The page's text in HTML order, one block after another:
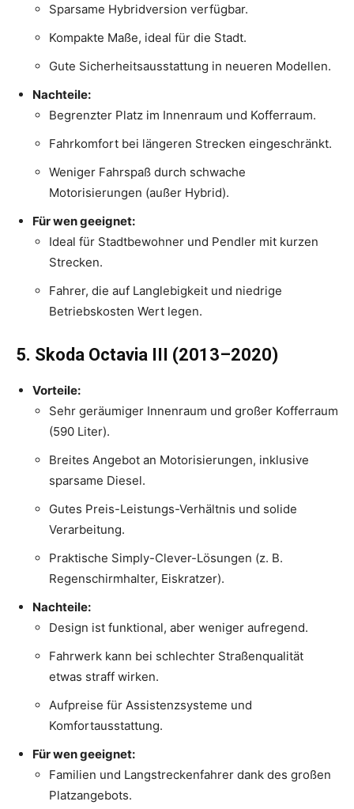
Sparsame Hybridversion verfügbar.
Kompakte Maße, ideal für die Stadt.
Gute Sicherheitsausstattung in neueren Modellen.
Nachteile:
Begrenzter Platz im Innenraum und Kofferraum.
Fahrkomfort bei längeren Strecken eingeschränkt.
Weniger Fahrspaß durch schwache
Motorisierungen (außer Hybrid).
Für wen geeignet:
Ideal für Stadtbewohner und Pendler mit kurzen
Strecken.
Fahrer, die auf Langlebigkeit und niedrige
Betriebskosten Wert legen.
5. Skoda Octavia III (2013–2020)
Vorteile:
Sehr geräumiger Innenraum und großer Kofferraum
(590 Liter).
Breites Angebot an Motorisierungen, inklusive
sparsame Diesel.
Gutes Preis-Leistungs-Verhältnis und solide
Verarbeitung.
Praktische Simply-Clever-Lösungen (z. B.
Regenschirmhalter, Eiskratzer).
Nachteile:
Design ist funktional, aber weniger aufregend.
Fahrwerk kann bei schlechter Straßenqualität
etwas straff wirken.
Aufpreise für Assistenzsysteme und
Komfortausstattung.
Für wen geeignet:
Familien und Langstreckenfahrer dank des großen
Platzangebots.